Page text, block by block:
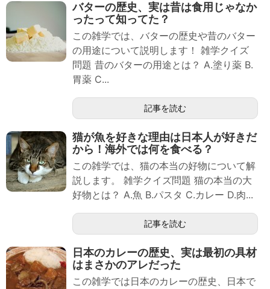
バターの歴史、実は昔は食用じゃなか
ったって知ってた？
この雑学では、バターの歴史や昔のバター
の用途について説明します！ 雑学クイズ
問題 昔のバターの用途とは？ A.塗り薬 B.
胃薬 C...
記事を読む
猫が魚を好きな理由は日本人が好きだ
から！海外では何を食べる？
この雑学では、猫の本当の好物について解
説します。 雑学クイズ問題 猫の本当の大
好物とは？ A.魚 B.パスタ C.カレー D.肉...
記事を読む
日本のカレーの歴史、実は最初の具材
はまさかのアレだった
この雑学では日本のカレーの歴史、日本で